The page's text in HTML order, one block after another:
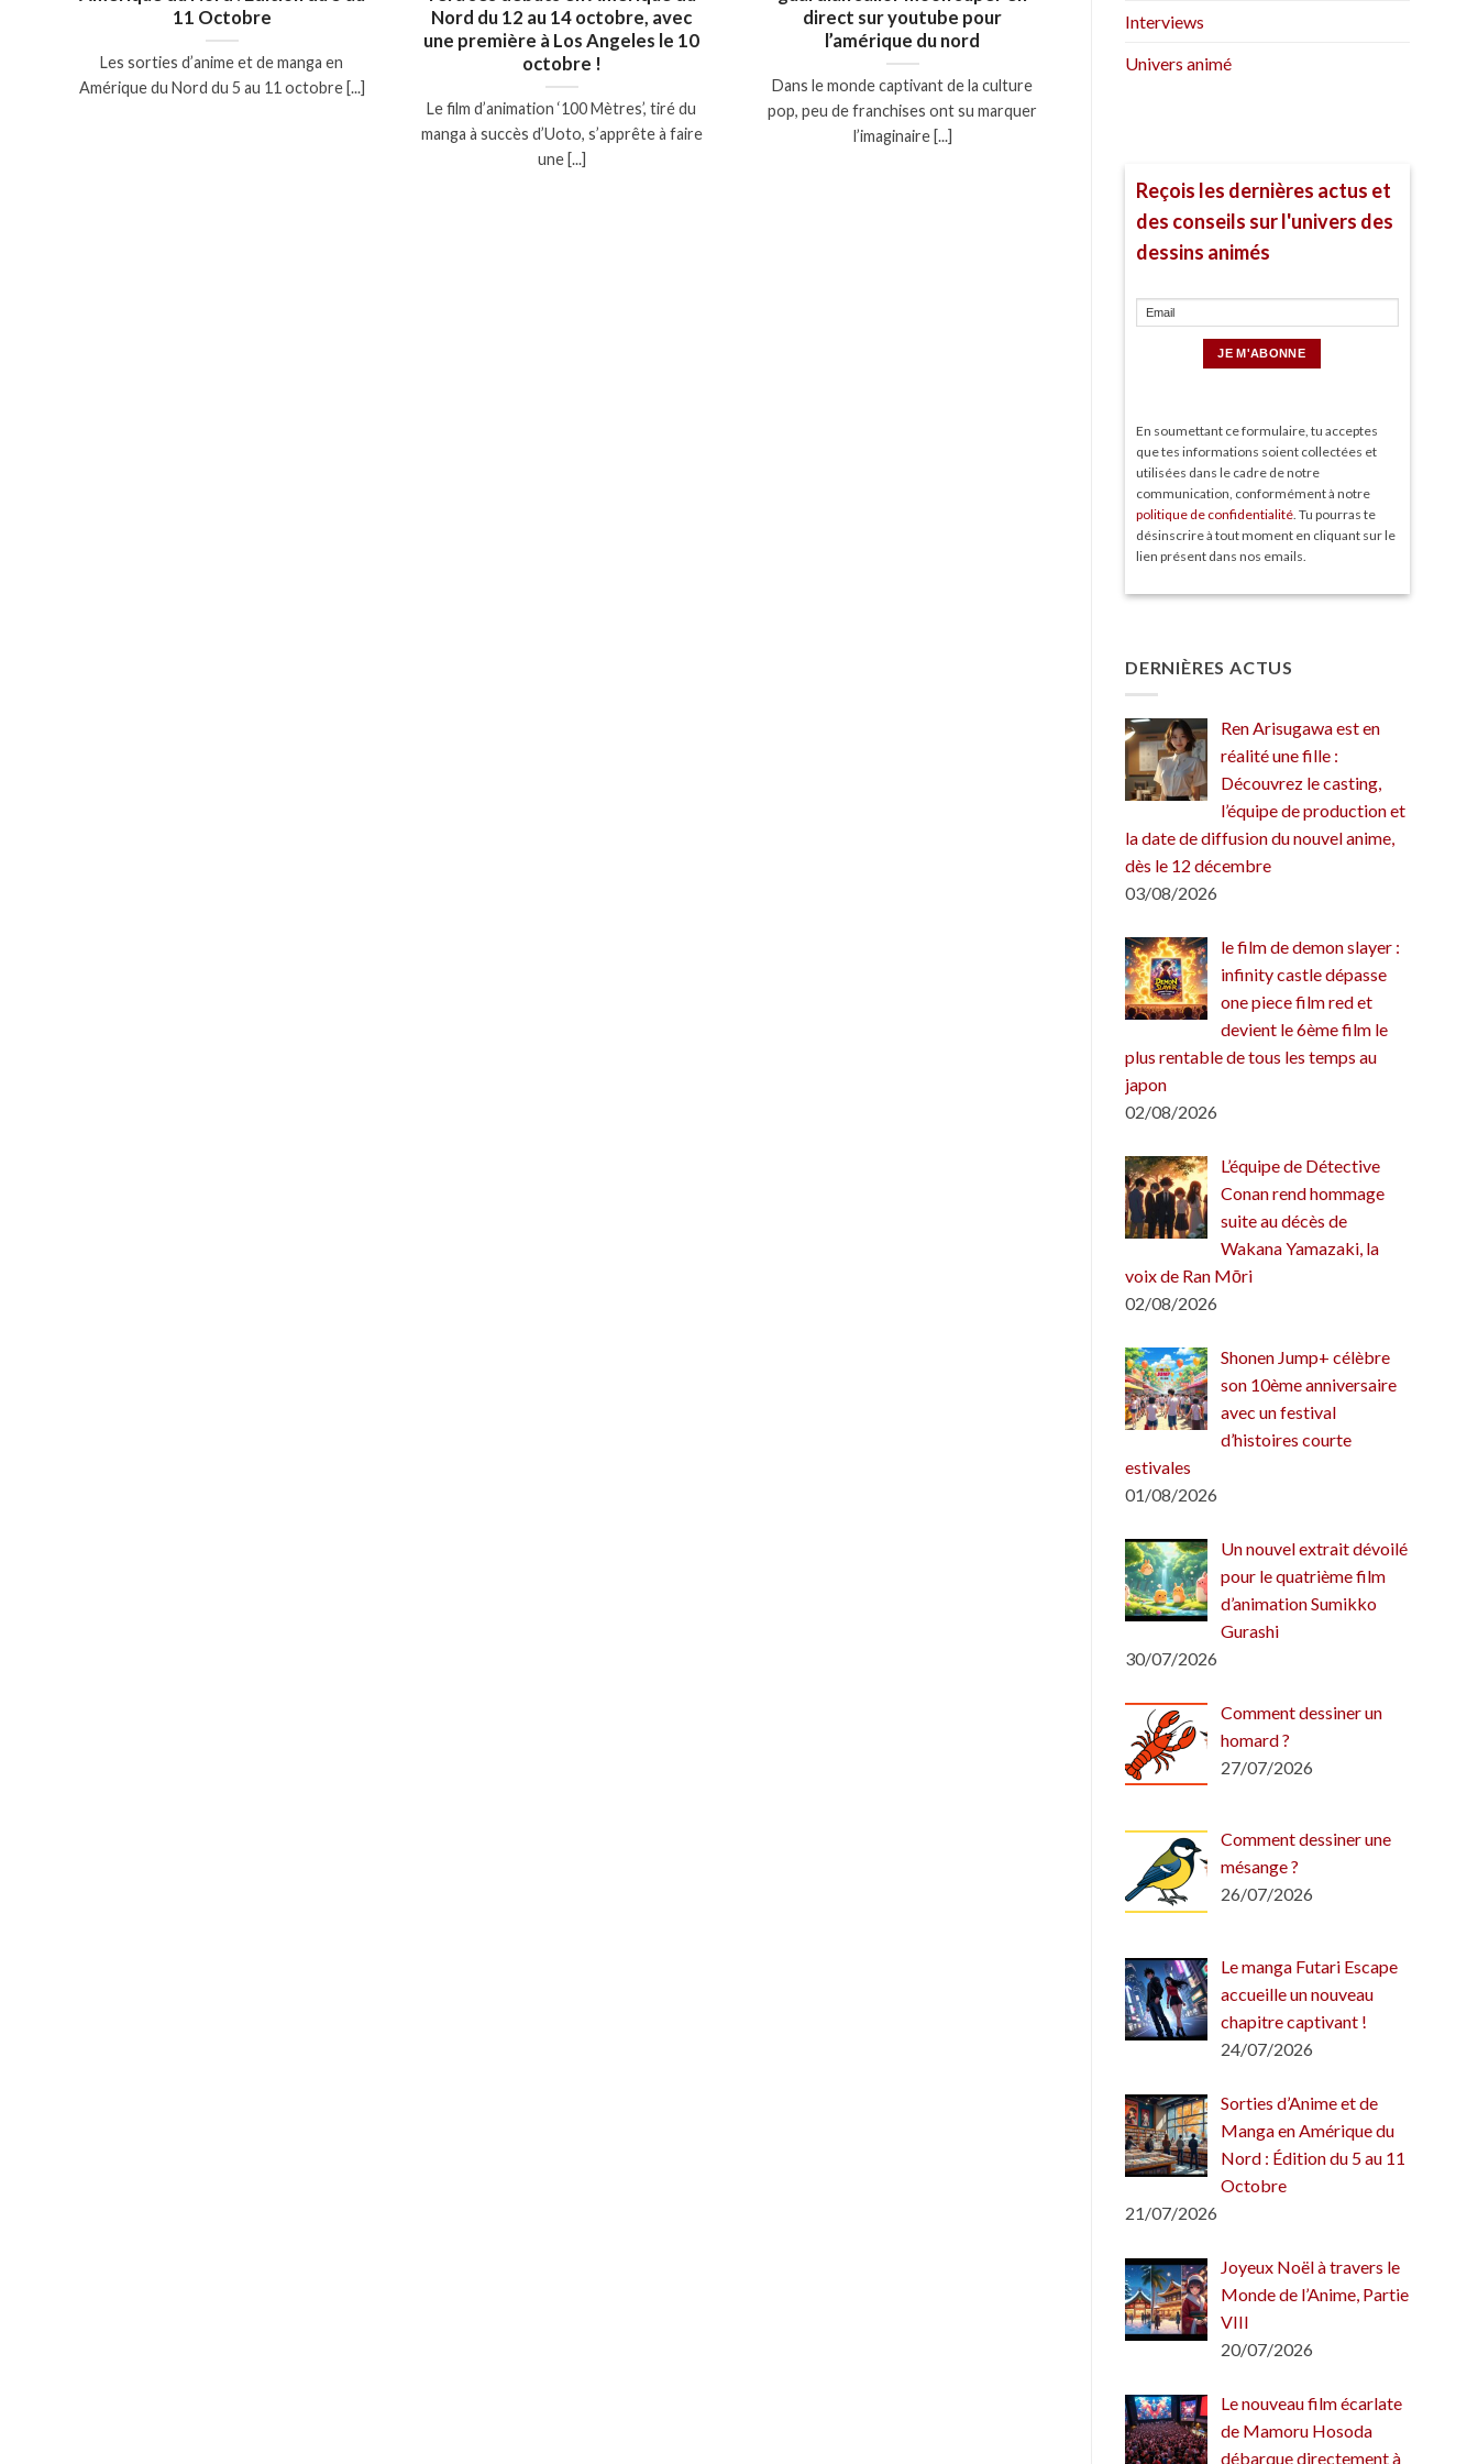
11 Octobre
Les sorties d’anime et de manga en
Amérique du Nord du 5 au 11 octobre [...]
Nord du 12 au 14 octobre, avec
une première à Los Angeles le 10
octobre !
Le film d’animation ‘100 Mètres’, tiré du
manga à succès d’Uoto, s’apprête à faire
une [...]
direct sur youtube pour
l’amérique du nord
Dans le monde captivant de la culture
pop, peu de franchises ont su marquer
l’imaginaire [...]
Interviews
Univers animé
Reçois les dernières actus et
des conseils sur l'univers des
dessins animés
En soumettant ce formulaire, tu acceptes
que tes informations soient collectées et
utilisées dans le cadre de notre
communication, conformément à notre
politique de confidentialité . Tu pourras te
désinscrire à tout moment en cliquant sur le
lien présent dans nos emails.
DERNIÈRES ACTUS
Ren Arisugawa est en
réalité une fille :
Découvrez le casting,
l’équipe de production et
la date de diffusion du nouvel anime,
dès le 12 décembre
03/08/2026
le film de demon slayer :
infinity castle dépasse
one piece film red et
devient le 6ème film le
plus rentable de tous les temps au
japon
02/08/2026
L’équipe de Détective
Conan rend hommage
suite au décès de
Wakana Yamazaki, la
voix de Ran Mōri
02/08/2026
Shonen Jump+ célèbre
son 10ème anniversaire
avec un festival
d’histoires courte
estivales
01/08/2026
Un nouvel extrait dévoilé
pour le quatrième film
d’animation Sumikko
Gurashi
30/07/2026
Comment dessiner un
homard ?
27/07/2026
Comment dessiner une
mésange ?
26/07/2026
Le manga Futari Escape
accueille un nouveau
chapitre captivant !
24/07/2026
Sorties d’Anime et de
Manga en Amérique du
Nord : Édition du 5 au 11
Octobre
21/07/2026
Joyeux Noël à travers le
Monde de l’Anime, Partie
VIII
20/07/2026
Le nouveau film écarlate
de Mamoru Hosoda
débarque directement à